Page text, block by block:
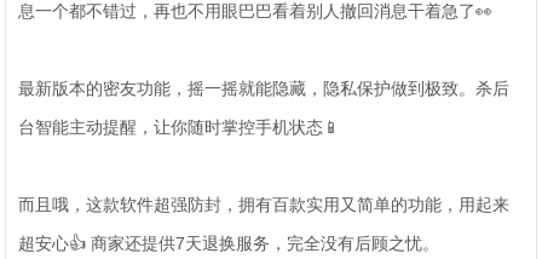
息一个都不错过，再也不用眼巴巴看着别人撤回消息干着急了👀
最新版本的密友功能，摇一摇就能隐藏，隐私保护做到极致。杀后
台智能主动提醒，让你随时掌控手机状态📱
而且哦，这款软件超强防封，拥有百款实用又简单的功能，用起来
超安心👍 商家还提供7天退换服务，完全没有后顾之忧。